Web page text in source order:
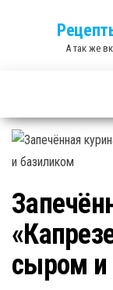
А так же
сыром и